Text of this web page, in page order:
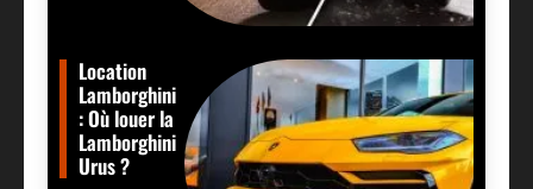
Location
Lamborghini
: Où louer la
Lamborghini
Urus ?